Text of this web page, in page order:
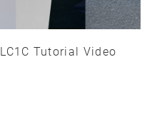
LC1C Tutorial Video